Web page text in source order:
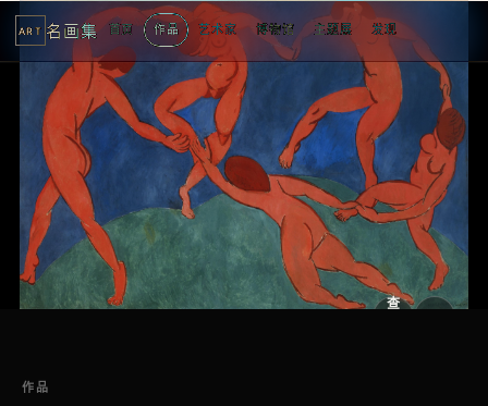
ART 名画集 首页 作品 艺术家 博物馆 主题展 发现
查
作品